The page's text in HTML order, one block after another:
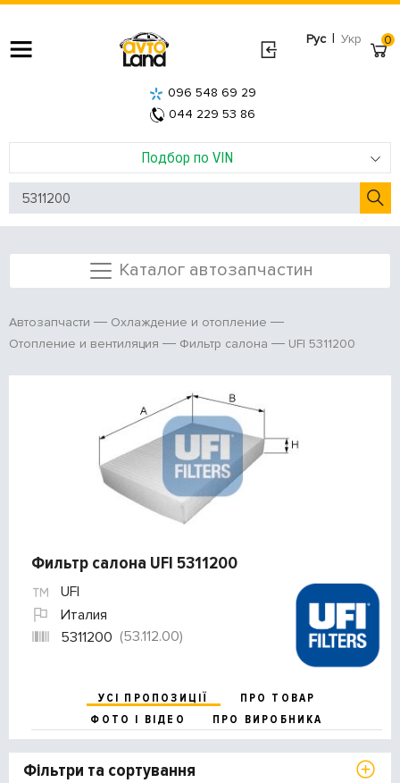
Рус | Укр
Подбор по VIN
096 548 69 29
044 229 53 86
0
Каталог автозапчастин
Автозапчасти
Охлаждение и отопление
Отопление и вентиляция
Фильтр салона UFI 5311200
Фильтр салона UFI 5311200
UFI
Италия
5311200 (53.112.00)
УСІ ПРОПОЗИЦІЇ
ПРО ТОВАР
ФОТО І ВІДЕО
ПРО ВИРОБНИКА
Фільтри та сортування